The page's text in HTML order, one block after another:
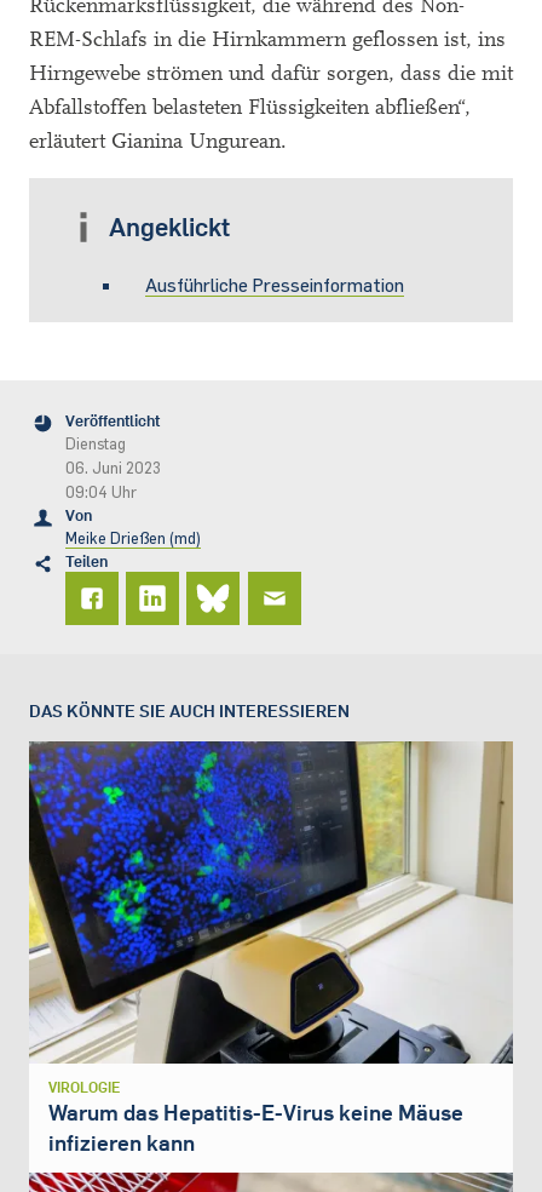
REM-Schlafs in die Hirnkammern geflossen ist, ins
Hirngewebe strömen und dafür sorgen, dass die mit
Abfallstoffen belasteten Flüssigkeiten abfließen“,
erläutert Gianina Ungurean.
Angeklickt
Ausführliche Presseinformation
Veröffentlicht
Dienstag
06. Juni 2023
09:04 Uhr
Von
Meike Drießen (md)
Teilen
DAS KÖNNTE SIE AUCH INTERESSIEREN
VIROLOGIE
Warum das Hepatitis-E-Virus keine Mäuse
infizieren kann